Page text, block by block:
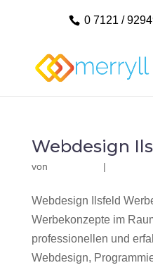
0 7121 /
Webdesign
von |
Webdesign Ilsfeld
Werbekonzepte im
professionellen und
Webdesign,